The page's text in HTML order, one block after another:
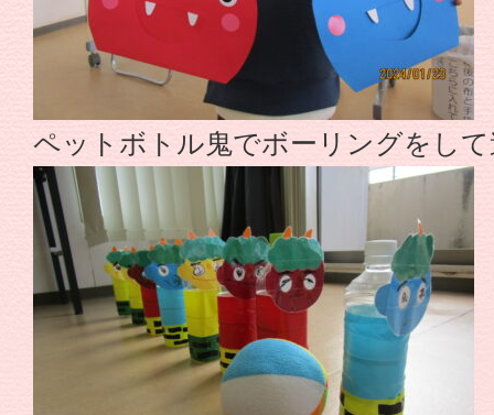
-
幼
保
連
携
型
認
ペットボトル鬼でボーリングをし